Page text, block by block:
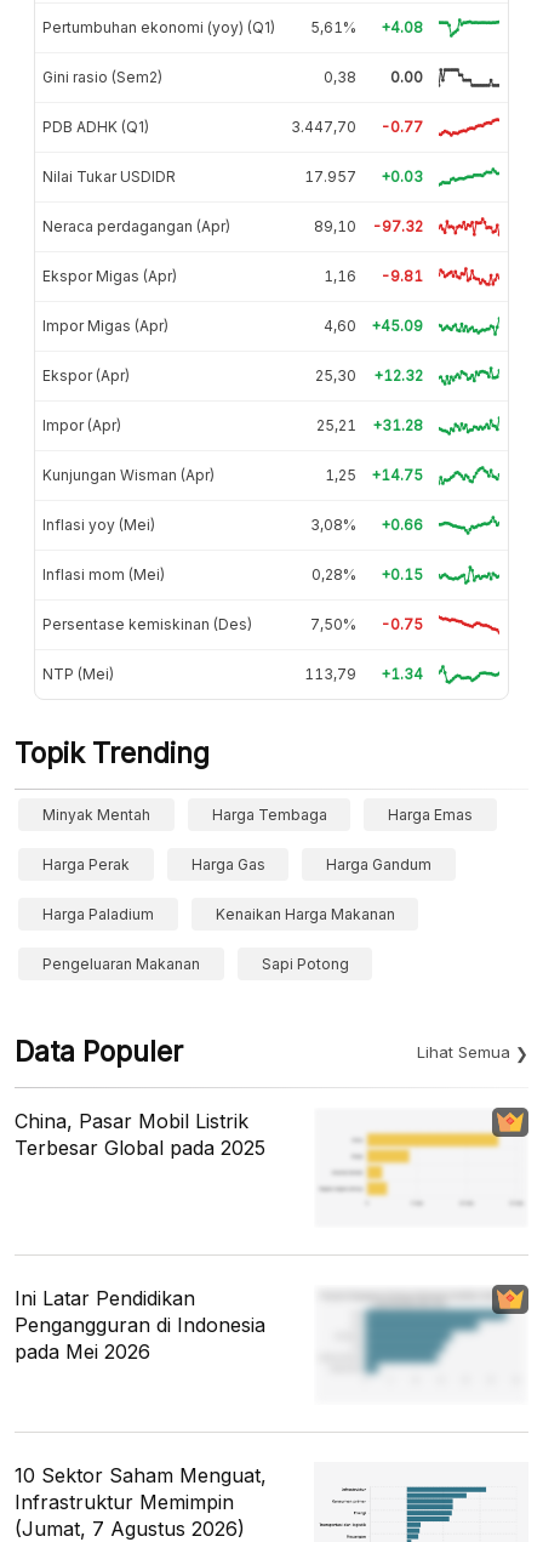
Pertumbuhan ekonomi (yoy) (Q1) 5,61% +4.08
Gini rasio (Sem2) 0,38 0.00
PDB ADHK (Q1) 3.447,70 -0.77
Nilai Tukar USDIDR 17.957 +0.03
Neraca perdagangan (Apr) 89,10 -97.32
Ekspor Migas (Apr) 1,16 -9.81
Impor Migas (Apr) 4,60 +45.09
Ekspor (Apr) 25,30 +12.32
Impor (Apr) 25,21 +31.28
Kunjungan Wisman (Apr) 1,25 +14.75
Inflasi yoy (Mei) 3,08% +0.66
Inflasi mom (Mei) 0,28% +0.15
Persentase kemiskinan (Des) 7,50% -0.75
NTP (Mei) 113,79 +1.34
Topik Trending
Minyak Mentah Harga Tembaga Harga Emas
Harga Perak Harga Gas Harga Gandum
Harga Paladium Kenaikan Harga Makanan
Pengeluaran Makanan Sapi Potong
Data Populer Lihat Semua
China, Pasar Mobil Listrik
Terbesar Global pada 2025
Ini Latar Pendidikan
Pengangguran di Indonesia
pada Mei 2026
10 Sektor Saham Menguat,
Infrastruktur Memimpin
(Jumat, 7 Agustus 2026)